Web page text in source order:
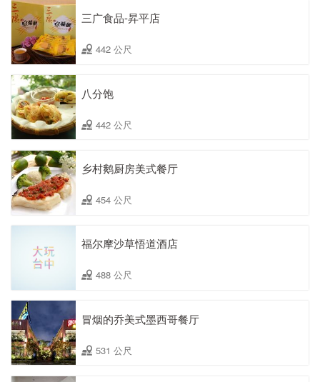
三广食品-昇平店
442 公尺
八分饱
442 公尺
乡村鹅厨房美式餐厅
454 公尺
福尔摩沙草悟道酒店
488 公尺
冒烟的乔美式墨西哥餐厅
531 公尺